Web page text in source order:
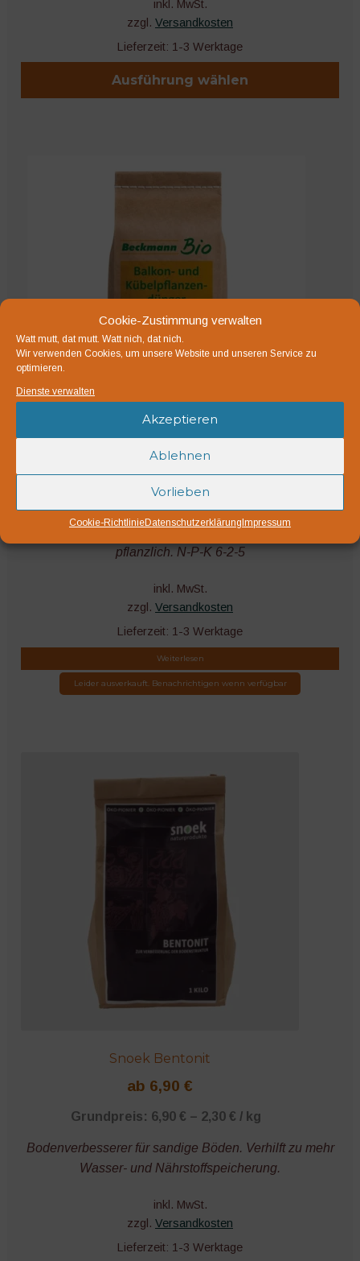
Cookie-Zustimmung verwalten
Watt mutt, dat mutt. Watt nich, dat nich.
Wir verwenden Cookies, um unsere Website und unseren Service zu
optimieren.
Dienste verwalten
Akzeptieren
Ablehnen
Vorlieben
Cookie-RichtlinieDatenschutzerklärungImpressum
inkl. MwSt.
zzgl. Versandkosten
Lieferzeit: 1-3 Werktage
Ausführung wählen
gewählt
werden
Bio Balkon- und Kübelpflanzendünger 1,5 kg
7,60€
Balkon- und Kübelpflanzendünger mit NEEM - rein
pflanzlich. N-P-K 6-2-5
inkl. MwSt.
zzgl. Versandkosten
Lieferzeit: 1-3 Werktage
Weiterlesen
Leider ausverkauft. Benachrichtigen wenn verfügbar
Snoek Bentonit
ab 6,90 €
Grundpreis: 6,90€ – 2,30€ / kg
Bodenverbesserer für sandige Böden. Verhilft zu mehr
Wasser- und Nährstoffspeicherung.
inkl. MwSt.
zzgl. Versandkosten
Lieferzeit: 1-3 Werktage